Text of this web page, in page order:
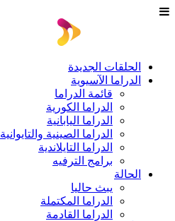
الحلقات الجديدة
الدراما الآسيوية
قائمة الدراما
الدراما الكورية
الدراما اليابانية
الدراما الصينية والتايوانية
الدراما التايلاندية
برامج الترفيه
الحالة
يبث حاليا
الدراما المكتملة
الدراما القادمة